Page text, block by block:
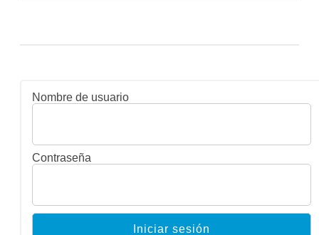
Nombre de usuario
Contraseña